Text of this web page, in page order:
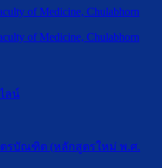
ลน์
รบัณฑิต (หลักสูตรใหม่ พ.ศ.